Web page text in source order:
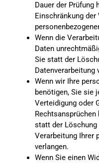
Dauer der Prüfung
Einschränkung
Wenn die
Daten
Sie statt der
Datenverarbeitung
Wenn wir Ihre
benötigen, Sie sie
Verteidigung oder
Rechtsansprüchen
statt der Löschung
Verarbeitung Ihrer
verlangen.
Wenn Sie einen